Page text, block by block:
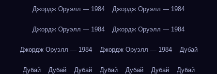
Джордж Оруэлл — 1984 Джордж Оруэлл — 1984
Джордж Оруэлл — 1984 Джордж Оруэлл — 1984
Джордж Оруэлл — 1984 Джордж Оруэлл — 1984 Дубай
Дубай Дубай Дубай Дубай Дубай Дубай Дубай